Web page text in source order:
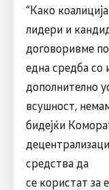
“Како
лидери и
договоривме
една средба со
дополнително
всушност,
бидејќи
средства да
се користат за